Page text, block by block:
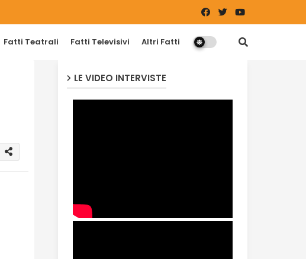
Fatti Teatrali Fatti Televisivi Altri Fatti
LE VIDEO INTERVISTE